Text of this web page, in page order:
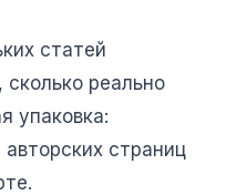
статей
реально
упаковка:
страниц